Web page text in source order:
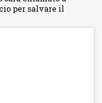
per salvare il